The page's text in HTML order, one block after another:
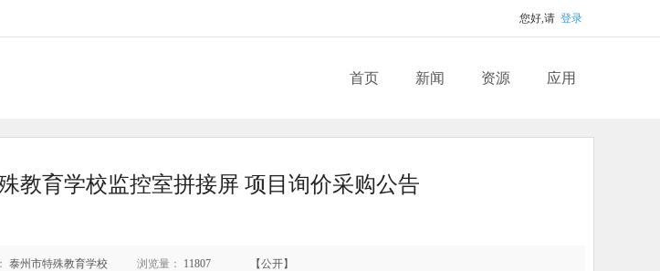
您好,请 登录
首页 新闻 资源 应用
教育学校监控室拼接屏 项目询价采购公告
泰州市特殊教育学校 浏览量： 11807 【公开】